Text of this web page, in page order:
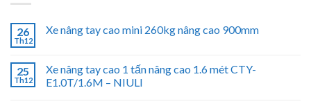
26
Th12
Xe nâng tay cao mini 260kg nâng cao 900mm
25
Th12
Xe nâng tay cao 1 tấn nâng cao 1.6 mét CTY-
E1.0T/1.6M – NIULI